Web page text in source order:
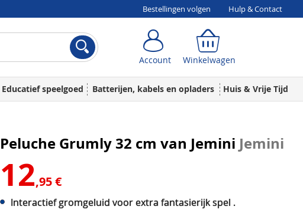
Bestellingen volgen Hulp & Contact
Account Winkelwagen
Educatief speelgoed Batterijen, kabels en opladers Huis & Vrije Tijd
Peluche Grumly 32 cm van Jemini Jemini
12,95 €
Interactief gromgeluid voor extra fantasierijk spel .
Account Winkelwagen